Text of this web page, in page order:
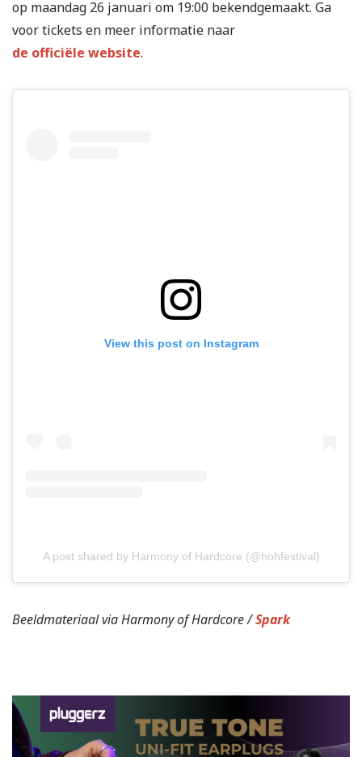
op maandag 26 januari om 19:00 bekendgemaakt. Ga
voor tickets en meer informatie naar
de officiële website.
View this post on Instagram
A post shared by Harmony of Hardcore (@hohfestival)
Beeldmateriaal via Harmony of Hardcore /Spark